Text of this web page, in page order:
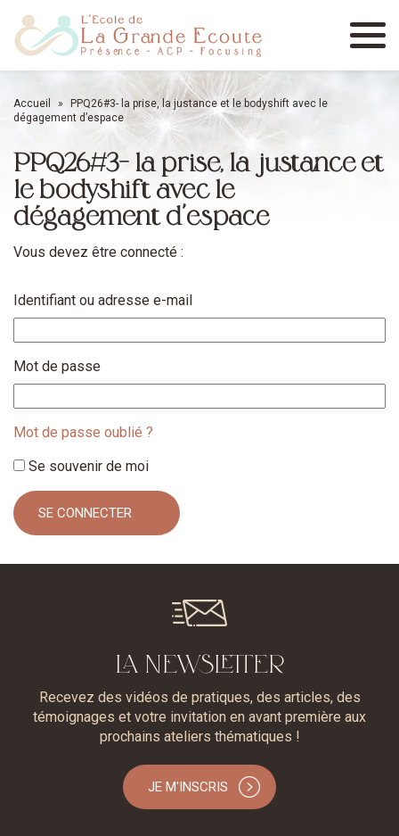
Menu
Accueil »
PPQ26#3- la prise, la justance et le bodyshift avec le
dégagement d’espace
PPQ26#3- la prise, la justance et
le bodyshift avec le
dégagement d’espace
Vous devez être connecté :
Identifiant ou adresse e-mail
Mot de passe
Mot de passe oublié ?
Se souvenir de moi
LA NEWSLETTER
Recevez des vidéos de pratiques, des articles, des
témoignages et votre invitation en avant première aux
prochains ateliers thématiques !
JE M'INSCRIS